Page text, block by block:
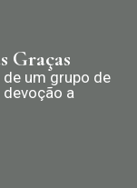
Graças
um grupo de
a